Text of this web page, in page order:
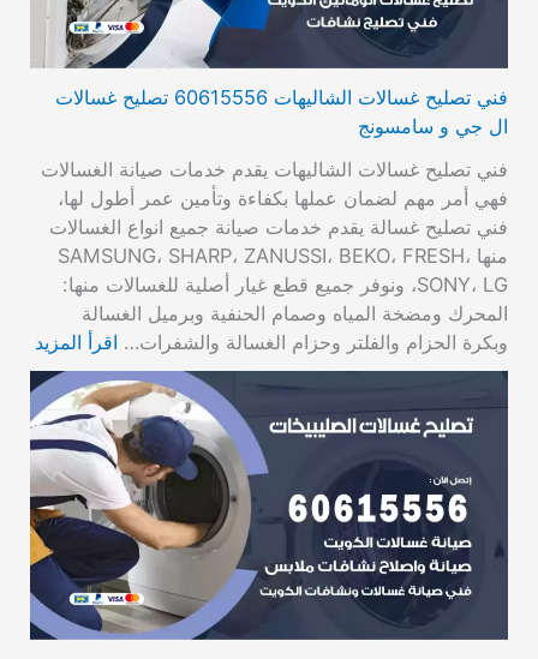
فني تصليح غسالات الشاليهات 60615556 تصليح غسالات
ال جي و سامسونج
فني تصليح غسالات الشاليهات يقدم خدمات صيانة الغسالات
فهي أمر مهم لضمان عملها بكفاءة وتأمين عمر أطول لها،
فني تصليح غسالة يقدم خدمات صيانة جميع انواع الغسالات
منها SAMSUNG، SHARP، ZANUSSI، BEKO، FRESH،
SONY، LG، ونوفر جميع قطع غيار أصلية للغسالات منها:
المحرك ومضخة المياه وصمام الحنفية وبرميل الغسالة
وبكرة الحزام والفلتر وحزام الغسالة والشفرات… اقرأ المزيد